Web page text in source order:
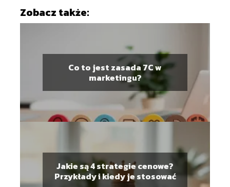
Zobacz także:
Co to jest zasada 7C w
marketingu?
Jakie są 4 strategie cenowe?
Przykłady i kiedy je stosować